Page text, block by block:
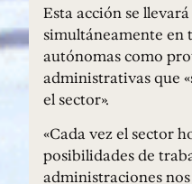
Esta acción se
simultáneamente en
autónomas como
administrativas que
el sector».
«Cada vez el sector
posibilidades de
administraciones